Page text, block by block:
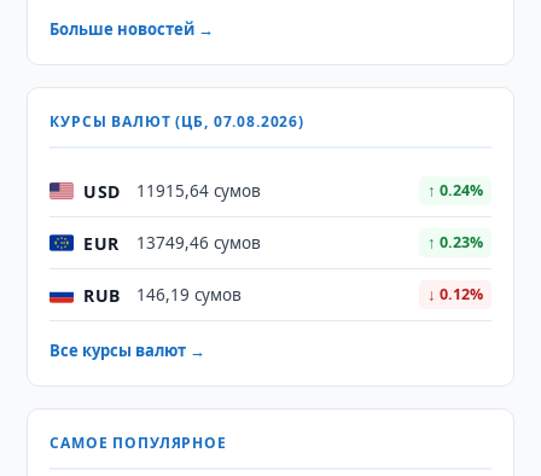
Больше новостей →
КУРСЫ ВАЛЮТ (ЦБ, 07.08.2026)
USD 11915,64 сумов ↑ 0.24%
EUR 13749,46 сумов ↑ 0.23%
RUB 146,19 сумов ↓ 0.12%
Все курсы валют →
САМОЕ ПОПУЛЯРНОЕ